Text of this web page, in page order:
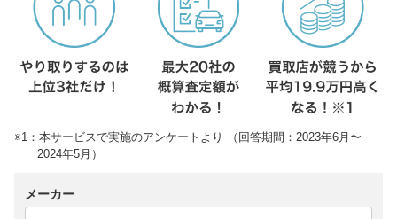
※1：本サービスで実施のアンケートより （回答期間：2023年6月〜
2024年5月）
メーカー